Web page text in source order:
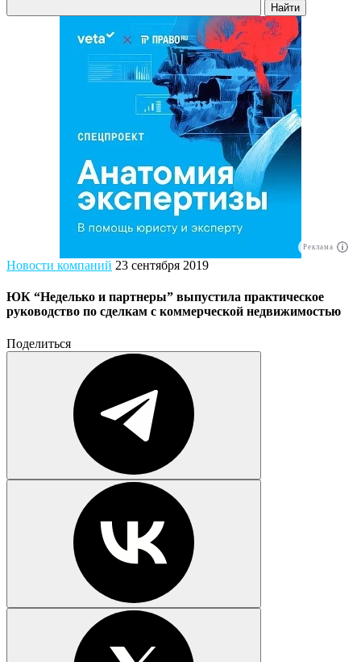
Найти
Реклама
Новости компаний 23 сентября 2019
ЮК “Неделько и партнеры” выпустила практическое
руководство по сделкам с коммерческой недвижимостью
Поделиться